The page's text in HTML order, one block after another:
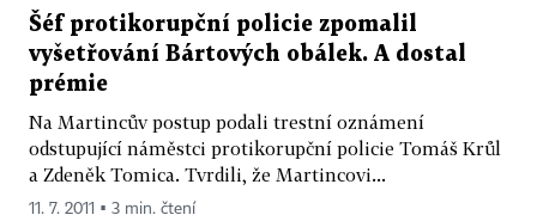
Šéf protikorupční policie zpomalil
vyšetřování Bártových obálek. A dostal
prémie
Na Martincův postup podali trestní oznámení
odstupující náměstci protikorupční policie Tomáš Krůl
a Zdeněk Tomica. Tvrdili, že Martincovi...
11. 7. 2011 ▪ 3 min. čtení